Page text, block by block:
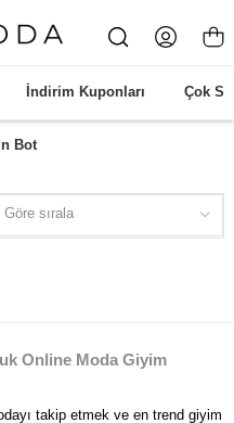
İndirim Kuponları Çok
Bot
Göre sırala
Online Moda Giyim
takip etmek ve en trend giyim